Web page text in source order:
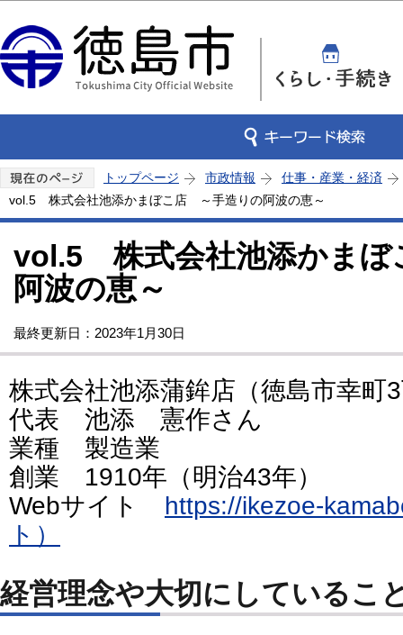
トップページ 市政情報
仕事・産業・経済
vol.5 株式会社池添かまぼこ店 ～手造りの阿波の恵～
vol.5 株式会社池添かま
阿波の恵～
最終更新日：2023年1月30日
株式会社池添蒲鉾店（徳島市幸町
代表 池添 憲作さん
業種 製造業
創業 1910年（明治43年）
Webサイト
https://ikezoe-
ト）
経営理念や大切にしているこ